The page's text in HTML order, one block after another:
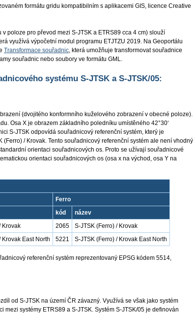
formátu gridu kompatibilním s aplikacemi GIS, licence Creative
poloze pro převod mezi S-JTSK a ETRS89 cca 4 cm) slouží
využívá výpočetní modul programu ETJTZU 2019. Na Geoportálu
Transformace souřadnic, která umožňuje transformovat souřadnice
souřadnic nebo soubory ve formátu GML.
systému S-JTSK a S-JTSK/05:
(dvojitého konformního kuželového zobrazení v obecné poloze).
Osa X je obrazem základního poledníku umístěného 42°30‘
S-JTSK odpovídá souřadnicový referenční systém, který je
(Ferro) / Krovak. Tento souřadnicový referenční systém ale není vhodný
orientaci souřadnicových os. Proto se užívají souřadnicové
orientaci souřadnicových os (osa x na východ, osa Y na
Ferro
kód
název
Krovak 2065
S-JTSK (Ferro) / Krovak
Krovak East North 5221 S-JTSK (Ferro) / Krovak East North
referenční systém reprezentovaný EPSG kódem 5514,
od S-JTSK na území ČR závazný. Využívá se však jako systém
mezi systémy ETRS89 a S-JTSK. Systém S-JTSK/05 je definován